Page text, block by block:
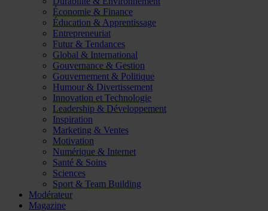
Économie & Finance
Éducation & Apprentissage
Entrepreneuriat
Futur & Tendances
Global & International
Gouvernance & Gestion
Gouvernement & Politique
Humour & Divertissement
Innovation et Technologie
Leadership & Développement
Inspiration
Marketing & Ventes
Motivation
Numérique & Internet
Santé & Soins
Sciences
Sport & Team Building
Modérateur
Magazine